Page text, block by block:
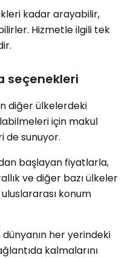
kadar arayabilir,
Hizmetle ilgili tek
seçenekleri
diğer ülkelerdeki
için makul
de sunuyor.
başlayan fiyatlarla,
ve diğer bazı ülkeler
konum
dünyanın her yerindeki
kalmalarını